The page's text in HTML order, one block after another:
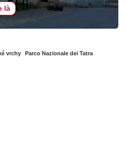
là
vrchy Parco Nazionale dei Tatra